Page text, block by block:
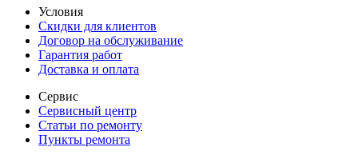
Условия
Скидки для клиентов
Договор на обслуживание
Гарантия работ
Доставка и оплата
Сервис
Сервисный центр
Статьи по ремонту
Пункты ремонта